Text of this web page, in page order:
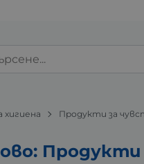
хигиена Продукти за